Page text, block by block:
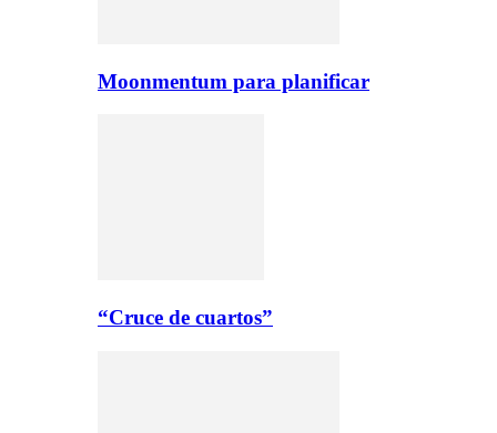
Moonmentum para planificar
“Cruce de cuartos”